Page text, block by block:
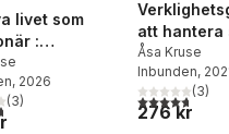
livet som
:
och
, 2026
stjärnor. Totalt antal röster:
(3)
att hantera
och
Åsa Kruse
Inbunden,
4,7utav 5(3)
276 kr